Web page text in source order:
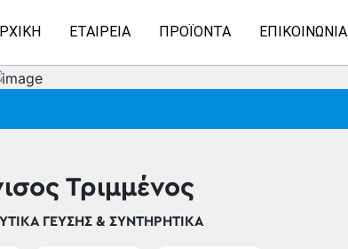
ΕΤΑΙΡΕΊΑ ΠΡΟΪΌΝΤΑ ΕΠΙΚΟΙΝΩΝΊΑ
Τριμμένος
ΓΕΎΣΗΣ & ΣΥΝΤΗΡΗΤΙΚΆ